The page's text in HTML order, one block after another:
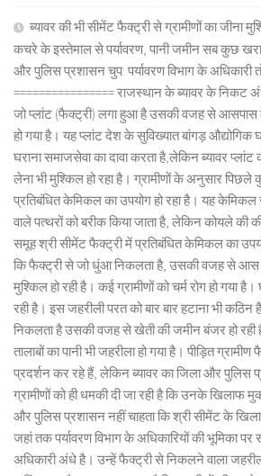
ब्यावर की भी सीमेंट फैक्ट्री से ग्रामीणों का जीना
कचरे के इस्तेमाल से पर्यावरण, पानी जमीन सब कुछ
और पुलिस प्रशासन चुप: पर्यावरण विभाग के अधिकारी
================ राजस्थान के ब्यावर के निकट
जो प्लांट (फैक्ट्री) लगा हुआ है उसकी वजह से आसपास
हो गया है। यह प्लांट देश के सुविख्यात बांगड़ औद्योगिक
घराना समाजसेवा का दावा करता है,लेकिन ब्यावर
लेना भी मुश्किल हो रहा है। ग्रामीणों के अनुसार पिछले
प्रतिबंधित केमिकल का उपयोग हो रहा है। यह
वाले पत्थरों को बरीक किया जाता है, लेकिन कोयले की
समूह श्री सीमेंट फैक्ट्री में प्रतिबंधित केमिकल का
कि फैक्ट्री से जो धुंआ निकलता है, उसकी वजह से आस
मुश्किल हो रही है। कई ग्रामीणों को चर्म रोग हो गया
रही है। इस जहरीली परत को बार बार हटाना भी
निकलता है उसकी वजह से खेती की जमीन बंजर हो
तालाबों का पानी भी जहरीला हो गया है। पीड़ित
प्रदर्शन कर रहे हैं, लेकिन ब्यावर का जिला और
ग्रामीणों को ही धमकी दी जा रही है कि उनके खिलाफ
और पुलिस प्रशासन नहीं चाहता कि श्री सीमेंट के
जहां तक पर्यावरण विभाग के अधिकारियों की भूमिका पर
अधिकारी अंधे है। उन्हें फैक्ट्री से निकलने वाला